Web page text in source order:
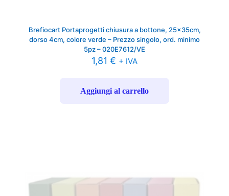
Brefiocart Portaprogetti chiusura a bottone, 25x35cm,
dorso 4cm, colore verde – Prezzo singolo, ord. minimo
5pz – 020E7612/VE
1,81 € + IVA
Aggiungi al carrello